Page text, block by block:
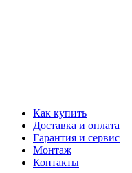
Как купить
Доставка и оплата
Гарантия и сервис
Монтаж
Контакты